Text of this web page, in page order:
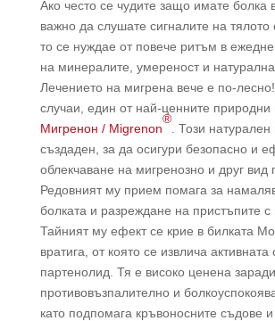
Ако често се чудите защо имате болка
важно да слушате сигналите на тялото
то се нуждае от повече ритъм в
на минералите, умереност и натурална
Лечението на мигрена вече е по-
случаи, един от най-ценните природни
Мигренон / Migrenon
®
. Този
създаден, за да осигури безопасно и
облекчаване на мигренозно и друг вид
Редовният му прием помага за
болката и разреждане на пристъпите с
Тайният му ефект се крие в билката
вратига, от която се извлича активната
партенолид. Тя е високо ценена
противовъзпалително и
като подпомага кръвоносните съдове и